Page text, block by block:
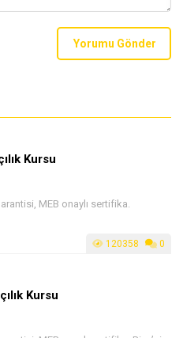
Yorumu Gönder
Kursu
MEB onaylı sertifika.
120358 0
Kursu